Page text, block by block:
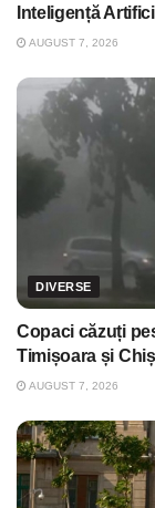
Inteligență
AUGUST 7, 2026
DIVERSE
Copaci căzuți
Timișoara și
AUGUST 7, 2026